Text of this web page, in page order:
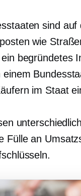
sind
wie
ein begründetes
einem
im Staat
Fülle an